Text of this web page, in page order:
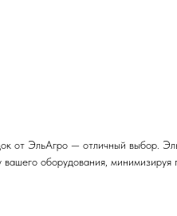
от ЭльАгро — отличный выбор.
оборудования, минимизируя